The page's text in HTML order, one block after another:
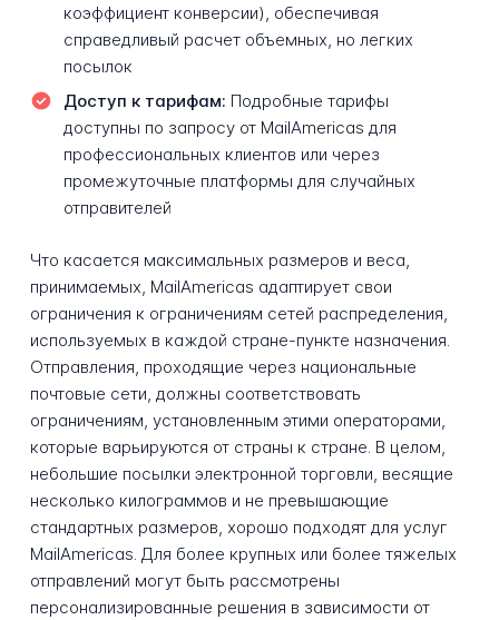
коэффициент конверсии), обеспечивая
справедливый расчет объемных, но легких
посылок
Доступ к тарифам: Подробные тарифы
доступны по запросу от MailAmericas для
профессиональных клиентов или через
промежуточные платформы для случайных
отправителей
Что касается максимальных размеров и веса,
принимаемых, MailAmericas адаптирует свои
ограничения к ограничениям сетей распределения,
используемых в каждой стране-пункте назначения.
Отправления, проходящие через национальные
почтовые сети, должны соответствовать
ограничениям, установленным этими операторами,
которые варьируются от страны к стране. В целом,
небольшие посылки электронной торговли, весящие
несколько килограммов и не превышающие
стандартных размеров, хорошо подходят для услуг
MailAmericas. Для более крупных или более тяжелых
отправлений могут быть рассмотрены
персонализированные решения в зависимости от